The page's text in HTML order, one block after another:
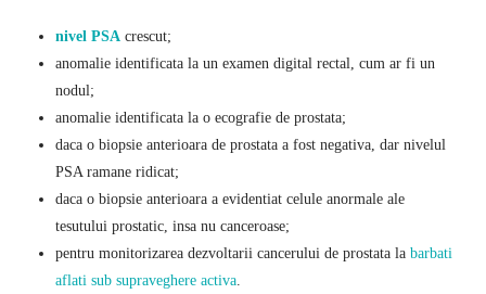
nivel PSA crescut;
anomalie identificata la un examen digital rectal, cum ar fi un
nodul;
anomalie identificata la o ecografie de prostata;
daca o biopsie anterioara de prostata a fost negativa, dar nivelul
PSA ramane ridicat;
daca o biopsie anterioara a evidentiat celule anormale ale
tesutului prostatic, insa nu canceroase;
pentru monitorizarea dezvoltarii cancerului de prostata la barbati
aflati sub supraveghere activa.